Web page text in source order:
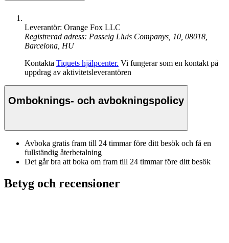
Leverantör: Orange Fox LLC
Registrerad adress: Passeig Lluis Companys, 10, 08018,
Barcelona, HU
Kontakta Tiquets hjälpcenter. Vi fungerar som en kontakt på
uppdrag av aktivitetsleverantören
Omboknings- och avbokningspolicy
Avboka gratis fram till 24 timmar före ditt besök och få en
fullständig återbetalning
Det går bra att boka om fram till 24 timmar före ditt besök
Betyg och recensioner